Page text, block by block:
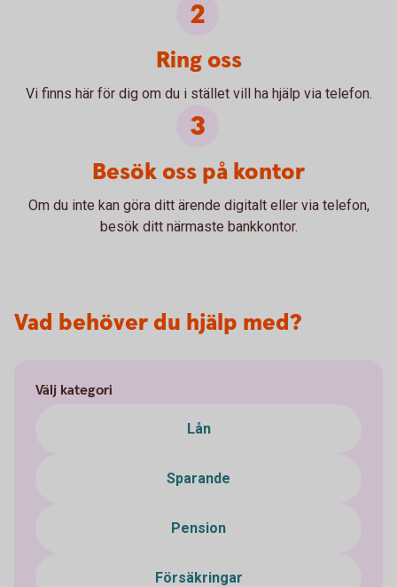
Ring oss
Vi finns här för dig om du i stället vill ha hjälp via telefon.
Besök oss på kontor
Om du inte kan göra ditt ärende digitalt eller via telefon,
besök ditt närmaste bankkontor.
Vad behöver du hjälp med?
Välj kategori
Lån
Sparande
Pension
Försäkringar